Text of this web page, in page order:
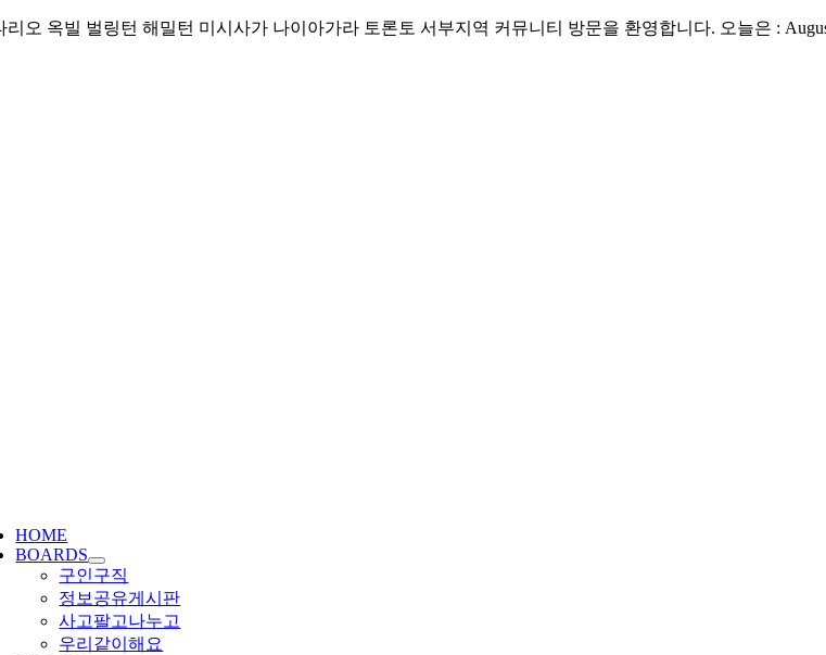
Skip
리오 옥빌 벌링턴 해밀턴 미시사가 나이아가라 토론토 서부지역 커뮤니티 방문을 환영합니다. 오늘은 :
HOME
BOARDS
구인구직
정보공유게시판
사고팔고나누고
우리같이해요